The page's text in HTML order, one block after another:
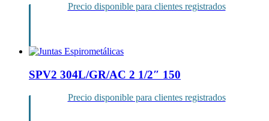
Precio disponible para clientes registrados
SPV2 304L/GR/AC 2 1/2″ 150
Precio disponible para clientes registrados